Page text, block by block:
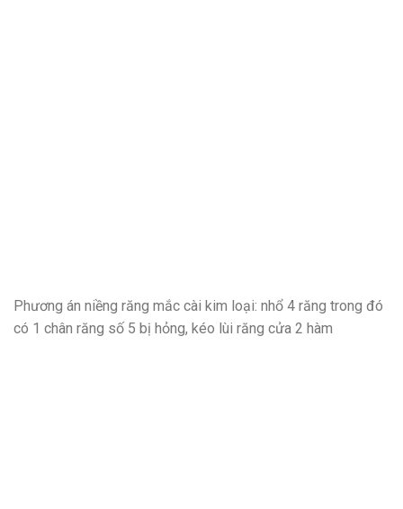
Phương án niềng răng mắc cài kim loại: nhổ 4 răng trong đó
có 1 chân răng số 5 bị hỏng, kéo lùi răng cửa 2 hàm